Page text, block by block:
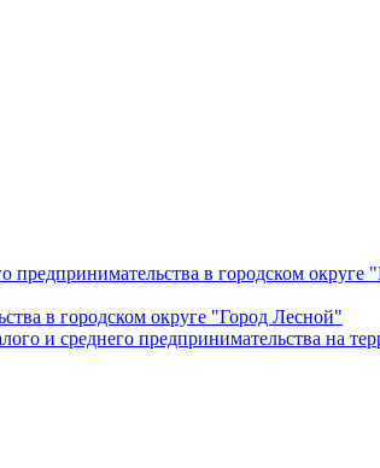
в городском округе
в городском округе "Город Лесной"
и среднего предпринимательства на